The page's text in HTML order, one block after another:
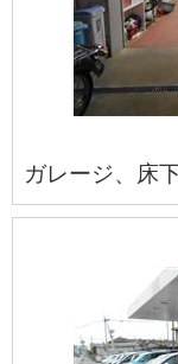
ガレージ、床